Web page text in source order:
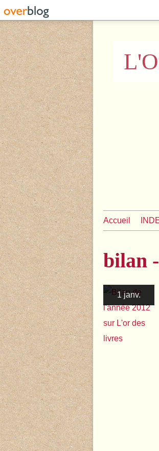
Accueil
bilan
1 janv.